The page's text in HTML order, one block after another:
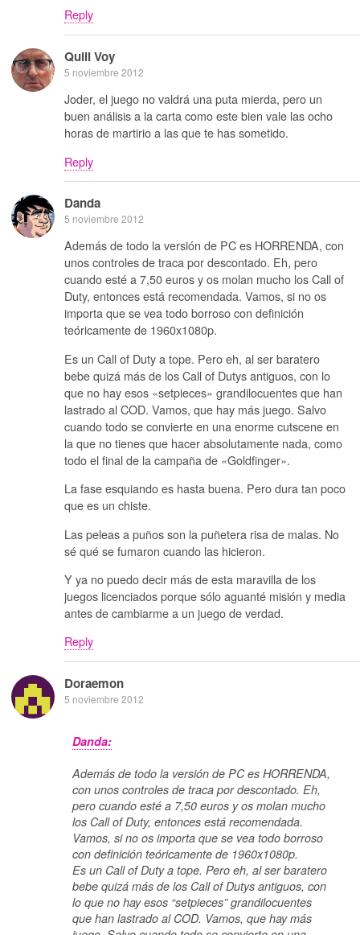
Reply
Quill Voy
5 noviembre 2012
Joder, el juego no valdrá una puta mierda, pero un
buen análisis a la carta como este bien vale las ocho
horas de martirio a las que te has sometido.
Reply
Danda
5 noviembre 2012
Además de todo la versión de PC es HORRENDA, con
unos controles de traca por descontado. Eh, pero
cuando esté a 7,50 euros y os molan mucho los Call of
Duty, entonces está recomendada. Vamos, si no os
importa que se vea todo borroso con definición
teóricamente de 1960x1080p.
Es un Call of Duty a tope. Pero eh, al ser baratero
bebe quizá más de los Call of Dutys antiguos, con lo
que no hay esos «setpieces» grandilocuentes que han
lastrado al COD. Vamos, que hay más juego. Salvo
cuando todo se convierte en una enorme cutscene en
la que no tienes que hacer absolutamente nada, como
todo el final de la campaña de «Goldfinger».
La fase esquiando es hasta buena. Pero dura tan poco
que es un chiste.
Las peleas a puños son la puñetera risa de malas. No
sé qué se fumaron cuando las hicieron.
Y ya no puedo decir más de esta maravilla de los
juegos licenciados porque sólo aguanté misión y media
antes de cambiarme a un juego de verdad.
Reply
Doraemon
5 noviembre 2012
Danda:
Además de todo la versión de PC es HORRENDA,
con unos controles de traca por descontado. Eh,
pero cuando esté a 7,50 euros y os molan mucho
los Call of Duty, entonces está recomendada.
Vamos, si no os importa que se vea todo borroso
con definición teóricamente de 1960x1080p.
Es un Call of Duty a tope. Pero eh, al ser baratero
bebe quizá más de los Call of Dutys antiguos, con
lo que no hay esos “setpieces” grandilocuentes
que han lastrado al COD. Vamos, que hay más